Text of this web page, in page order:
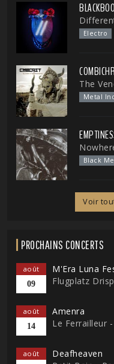
Electro
The
Metal
Black
Voir
PROCHAINS CONCERTS
août
09
M'Era Luna
Flugplatz
août
14
Amenra
Le Ferrailleur
août
Deafheaven